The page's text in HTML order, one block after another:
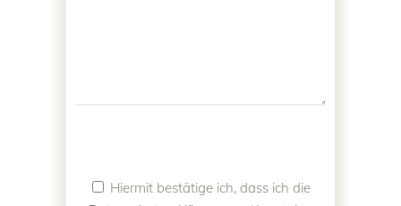
Hiermit bestätige ich, dass ich die